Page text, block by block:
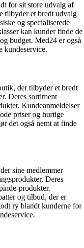
for sit store udvalg af
tilbyder et bredt udvalg
og specialiserede
kan kunder finde de
budget. Med24 er også
kundeservice.
der tilbyder et bredt
Deres sortiment
Kundeanmeldelser
priser og hurtige
det også nemt at finde
sine medlemmer
Deres
produkter.
og tilbud, der er
ry blandt kunderne for